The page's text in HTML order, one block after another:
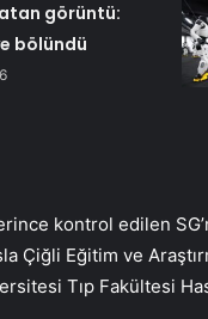
görüntü:
bölündü
kontrol edilen
Çiğli Eğitim ve
Tıp Fakültesi